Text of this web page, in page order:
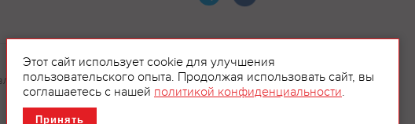
рекламой.
Этот сайт использует cookie для улучшения
пользовательского опыта. Продолжая использовать сайт, вы
соглашаетесь с нашей политикой конфиденциальности.
Принять